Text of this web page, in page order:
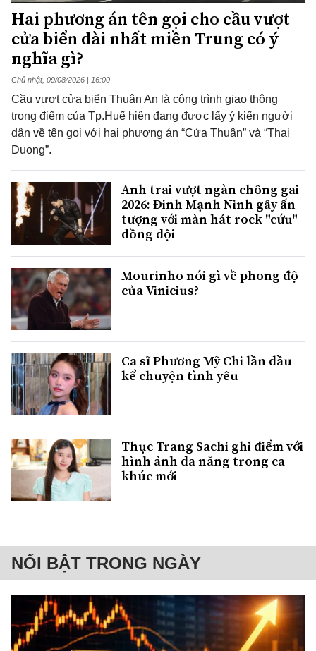
Hai phương án tên gọi cho cầu vượt
cửa biển dài nhất miền Trung có ý
nghĩa gì?
Chủ nhật, 09/08/2026 | 16:00
Cầu vượt cửa biển Thuận An là công trình giao thông
trọng điểm của Tp.Huế hiện đang được lấy ý kiến người
dân về tên gọi với hai phương án “Cửa Thuận” và “Thai
Duong”.
Anh trai vượt ngàn chông gai
2026: Đinh Mạnh Ninh gây ấn
tượng với màn hát rock "cứu"
đồng đội
Mourinho nói gì về phong độ
của Vinicius?
Ca sĩ Phương Mỹ Chi lần đầu
kể chuyện tình yêu
Thục Trang Sachi ghi điểm với
hình ảnh đa năng trong ca
khúc mới
NỔI BẬT TRONG NGÀY